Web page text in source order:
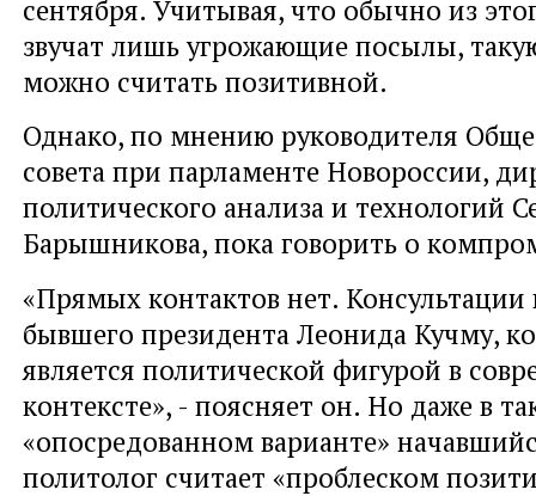
сентября. Учитывая, что обычно из
звучат лишь угрожающие посылы,
можно считать позитивной.
Однако, по мнению руководителя
совета при парламенте Новороссии,
политического анализа и технологий
Барышникова, пока говорить о
«Прямых контактов нет. Консультации
бывшего президента Леонида Кучму,
является политической фигурой в
контексте», - поясняет он. Но даже в
«опосредованном варианте»
политолог считает «проблеском